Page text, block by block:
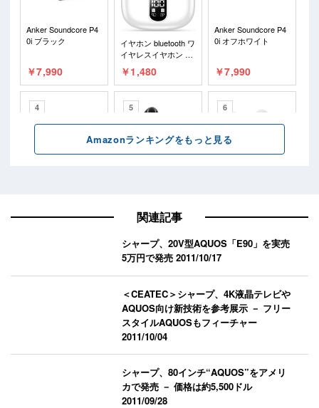
関連記事
シャープ、20V型AQUOS「E90」を実売
5万円で発売2011/10/17
＜CEATEC＞シャープ、4K液晶テレビや
AQUOS向け新技術を参考展示 － フリー
スタイルAQUOSもフィーチャー
2011/10/04
シャープ、80インチ“AQUOS”をアメリ
カで発売 － 価格は約5,500ドル
2011/09/28